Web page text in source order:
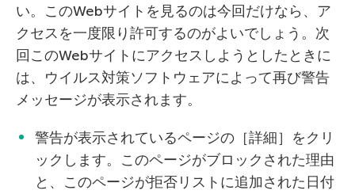
い。このWebサイトを見るのは今回だけなら、ア
クセスを一度限り許可するのがよいでしょう。次
回このWebサイトにアクセスしようとしたときに
は、ウイルス対策ソフトウェアによって再び警告
メッセージが表示されます。
警告が表示されているページの［詳細］をクリ
ックします。このページがブロックされた理由
と、このページが拒否リストに追加された日付